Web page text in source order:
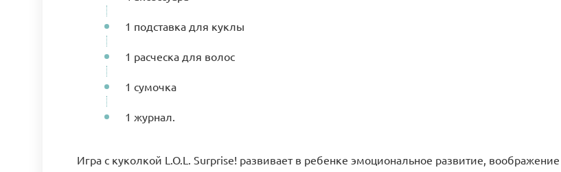
1 подставка для куклы
1 расческа для волос
1 сумочка
1 журнал.
Игра с куколкой L.O.L. Surprise! развивает в ребенке эмоциональное развитие,